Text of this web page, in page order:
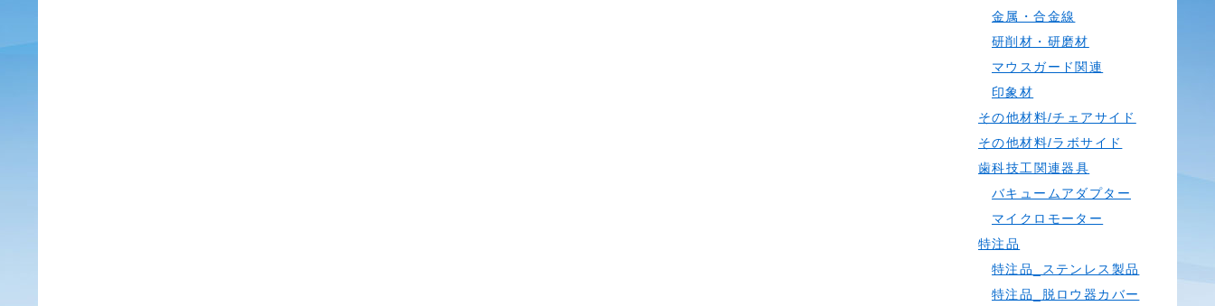
金属・合金線
研削材・研磨材
マウスガード関連
印象材
その他材料/チェアサイド
その他材料/ラボサイド
歯科技工関連器具
バキュームアダプター
マイクロモーター
特注品
特注品_ステンレス製品
特注品_脱ロウ器カバー